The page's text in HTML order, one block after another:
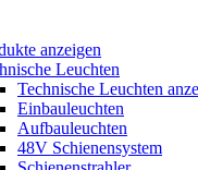
anzeigen
Leuchten
Technische Leuchten
Einbauleuchten
Aufbauleuchten
48V Schienensystem